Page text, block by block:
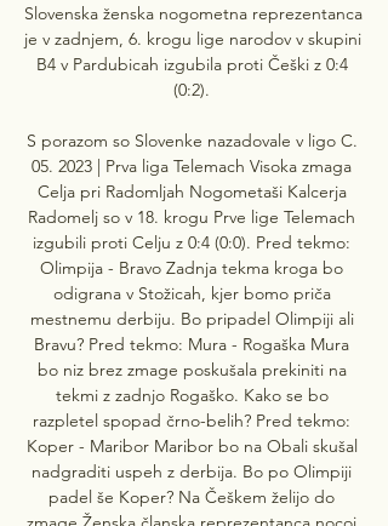
Slovenska ženska nogometna reprezentanca
je v zadnjem, 6. krogu lige narodov v skupini
B4 v Pardubicah izgubila proti Češki z 0:4
(0:2).
S porazom so Slovenke nazadovale v ligo C.
05. 2023 | Prva liga Telemach Visoka zmaga
Celja pri Radomljah Nogometaši Kalcerja
Radomelj so v 18. krogu Prve lige Telemach
izgubili proti Celju z 0:4 (0:0). Pred tekmo:
Olimpija - Bravo Zadnja tekma kroga bo
odigrana v Stožicah, kjer bomo priča
mestnemu derbiju. Bo pripadel Olimpiji ali
Bravu? Pred tekmo: Mura - Rogaška Mura
bo niz brez zmage poskušala prekiniti na
tekmi z zadnjo Rogaško. Kako se bo
razpletel spopad črno-belih? Pred tekmo:
Koper - Maribor Maribor bo na Obali skušal
nadgraditi uspeh z derbija. Bo po Olimpiji
padel še Koper? Na Češkem želijo do